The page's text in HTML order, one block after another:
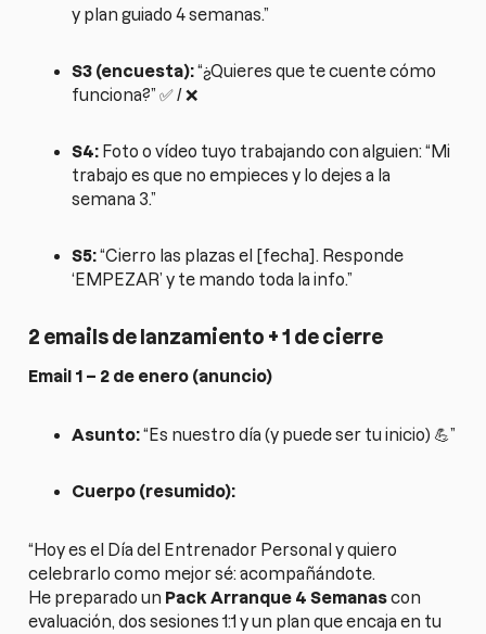
y plan guiado 4 semanas.”
S3 (encuesta):“¿Quieres que te cuente cómo
funciona?” ✅ / ❌
S4: Foto o vídeo tuyo trabajando con alguien: “Mi
trabajo es que no empieces y lo dejes a la
semana 3.”
S5:“Cierro las plazas el [fecha]. Responde
‘EMPEZAR’ y te mando toda la info.”
2 emails de lanzamiento + 1 de cierre
Email 1 – 2 de enero (anuncio)
Asunto:“Es nuestro día (y puede ser tu inicio) 💪”
Cuerpo (resumido):
“Hoy es el Día del Entrenador Personal y quiero
celebrarlo como mejor sé: acompañándote.
He preparado un Pack Arranque 4 Semanascon
evaluación, dos sesiones 1:1 y un plan que encaja en tu